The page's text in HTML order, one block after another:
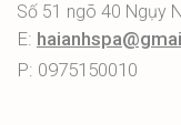
Số 51 ngõ 40 Ngụy
E:
P: 0975150010